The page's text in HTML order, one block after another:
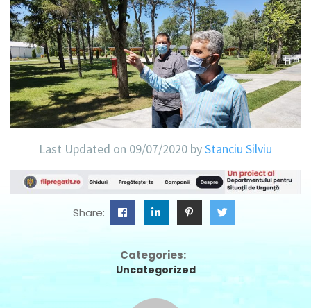
Last Updated on 09/07/2020 byStanciu Silviu
Share:
Categories:
Uncategorized